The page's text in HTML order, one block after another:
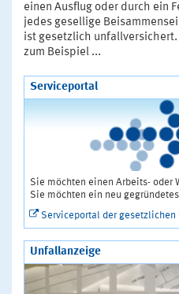
einen Ausflug oder durch ein
jedes gesellige
ist gesetzlich
zum Beispiel ...
Serviceportal
Sie möchten einen Arbeits- oder
Sie möchten ein neu
Serviceportal der
Unfallanzeige